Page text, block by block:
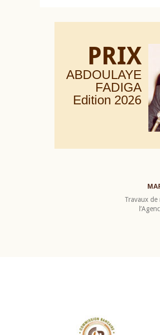
PRIX
ABDOULAYE
FADIGA
Edition 2026
Travaux